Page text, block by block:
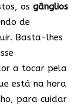
os gânglios
de
Basta-lhes
a tocar pela
está na hora
para cuidar